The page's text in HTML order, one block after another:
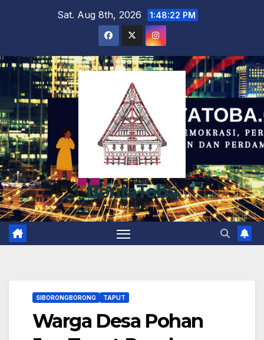
Sat. Aug 8th, 2026 1:48:23 PM
BeritaToba
SIBORONGBORONG TAPUT
Warga Desa Pohan